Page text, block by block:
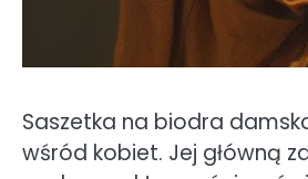
Saszetka na biodra
wśród kobiet. Jej główną